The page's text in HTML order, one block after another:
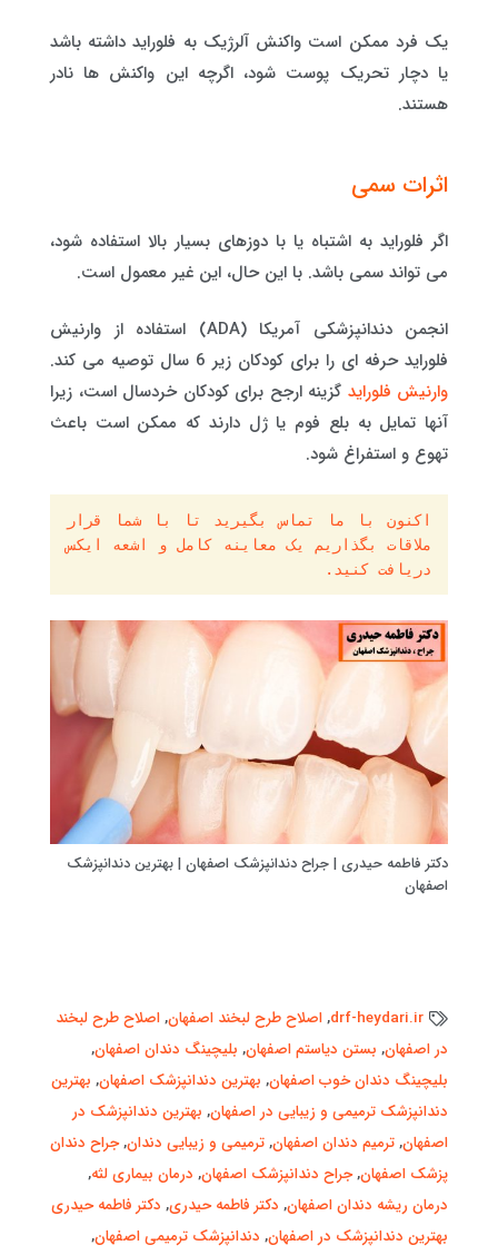
یک فرد ممکن است واکنش آلرژیک به فلوراید داشته باشد
یا دچار تحریک پوست شود، اگرچه این واکنش ها نادر
هستند.
اثرات سمی
اگر فلوراید به اشتباه یا با دوزهای بسیار بالا استفاده شود،
می تواند سمی باشد. با این حال، این غیر معمول است.
انجمن دندانپزشکی آمریکا (ADA) استفاده از وارنیش
فلوراید حرفه ای را برای کودکان زیر 6 سال توصیه می کند.
وارنیش فلوراید گزینه ارجح برای کودکان خردسال است، زیرا
آنها تمایل به بلع فوم یا ژل دارند که ممکن است باعث
تهوع و استفراغ شود.
ملاقات بگذاریم یک معاینه کامل و اشعه ایکس
دریافت کنید.
دکتر فاطمه حیدری | جراح دندانپزشک اصفهان | بهترین دندانپزشک
اصفهان
drf-heydari.ir
,اصلاح طرح لبخند اصفهان,اصلاح طرح لبخند
در اصفهان, بستن دیاستم اصفهان, بلیچینگ دندان اصفهان,
بلیچینگ دندان خوب اصفهان, بهترین دندانپزشک اصفهان, بهترین
دندانپزشک ترمیمی و زیبایی در اصفهان, بهترین دندانپزشک در
اصفهان,ترمیم دندان اصفهان,ترمیمی و زیبایی دندان,جراح دندان
پزشک اصفهان,جراح دندانپزشک اصفهان, درمان بیماری لثه,
درمان ریشه دندان اصفهان, دکتر فاطمه حیدری, دکتر فاطمه حیدری
بهترین دندانپزشک در اصفهان, دندانپزشک ترمیمی اصفهان,